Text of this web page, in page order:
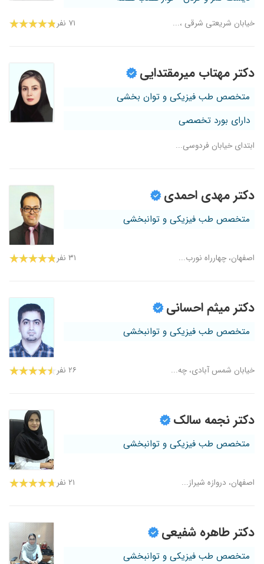
خیابان شریعتی شرقی ،... ۷۱ نفر
دکتر مهتاب میرمقتدایی
متخصص طب فیزیکی و توان بخشی
دارای بورد تخصصی
ابتدای خیابان فردوسی...
دکتر مهدی احمدی
متخصص طب فیزیکی و توانبخشی
اصفهان، چهارراه نورب... ۳۱ نفر
دکتر میثم احسانی
متخصص طب فیزیکی و توانبخشی
خیابان شمس آبادی، چه... ۲۶ نفر
دکتر نجمه سالک
متخصص طب فیزیکی و توانبخشی
اصفهان، دروازه شیراز... ۲۱ نفر
دکتر طاهره شفیعی
متخصص طب فیزیکی و توانبخشی